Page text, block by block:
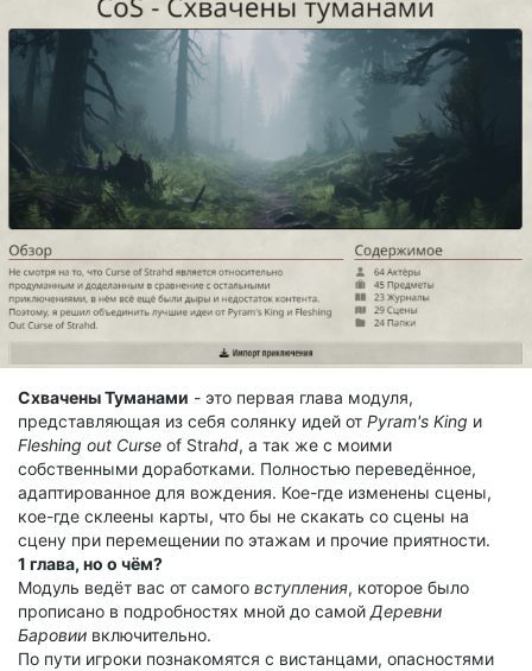
Схвачены Туманами - это первая глава модуля,
представляющая из себя солянку идей от Pyram's King и
Fleshing out Curse of Strahd, а так же с моими
собственными доработками. Полностью переведённое,
адаптированное для вождения. Кое-где изменены сцены,
кое-где склеены карты, что бы не скакать со сцены на
сцену при перемещении по этажам и прочие приятности.
1 глава, но о чём?
Модуль ведёт вас от самого вступления, которое было
прописано в подробностях мной до самой Деревни
Баровии включительно.
По пути игроки познакомятся с вистанцами, опасностями